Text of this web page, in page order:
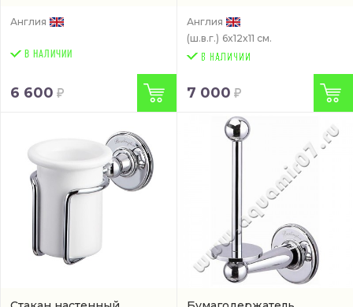
Англия
В НАЛИЧИИ
6 600
Англия
(ш.в.г.) 6x12x11 см.
7 000